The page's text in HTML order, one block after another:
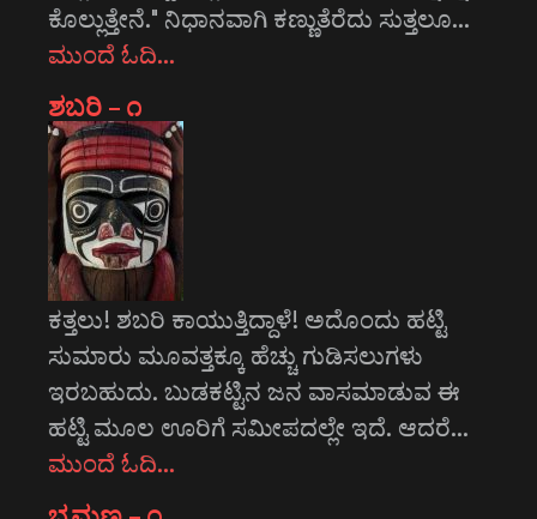
ಕೊಲ್ಲುತ್ತೇನೆ." ನಿಧಾನವಾಗಿ ಕಣ್ಣುತೆರೆದು ಸುತ್ತಲೂ…
ಮುಂದೆ ಓದಿ…
ಶಬರಿ – ೧
ಕತ್ತಲು! ಶಬರಿ ಕಾಯುತ್ತಿದ್ದಾಳೆ! ಅದೊಂದು ಹಟ್ಟಿ
ಸುಮಾರು ಮೂವತ್ತಕ್ಕೂ ಹೆಚ್ಚು ಗುಡಿಸಲುಗಳು
ಇರಬಹುದು. ಬುಡಕಟ್ಟಿನ ಜನ ವಾಸಮಾಡುವ ಈ
ಹಟ್ಟಿ ಮೂಲ ಊರಿಗೆ ಸಮೀಪದಲ್ಲೇ ಇದೆ. ಆದರೆ…
ಮುಂದೆ ಓದಿ…